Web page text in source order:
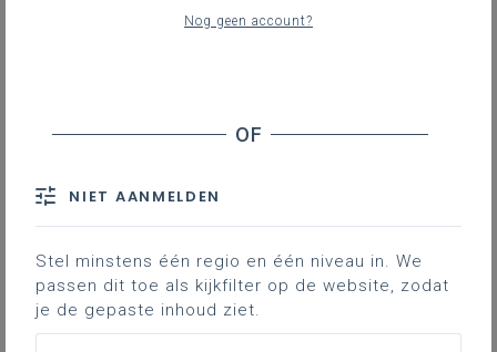
Nog geen account?
NIET AANMELDEN
Stel minstens één regio en één niveau in. We
passen dit toe als kijkfilter op de website, zodat
je de gepaste inhoud ziet.